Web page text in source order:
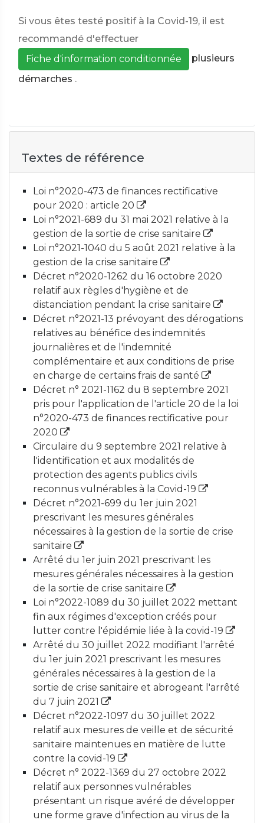
Si vous êtes testé positif à la Covid-19, il est
recommandé d'effectuer
Fiche d'information conditionnée
plusieurs
démarches .
Textes de référence
Loi n°2020-473 de finances rectificative
pour 2020 : article 20
Loi n°2021-689 du 31 mai 2021 relative à la
gestion de la sortie de crise sanitaire
Loi n°2021-1040 du 5 août 2021 relative à la
gestion de la crise sanitaire
Décret n°2020-1262 du 16 octobre 2020
relatif aux règles d'hygiène et de
distanciation pendant la crise sanitaire
Décret n°2021-13 prévoyant des dérogations
relatives au bénéfice des indemnités
journalières et de l'indemnité
complémentaire et aux conditions de prise
en charge de certains frais de santé
Décret n° 2021-1162 du 8 septembre 2021
pris pour l'application de l'article 20 de la loi
n°2020-473 de finances rectificative pour
2020
Circulaire du 9 septembre 2021 relative à
l'identification et aux modalités de
protection des agents publics civils
reconnus vulnérables à la Covid-19
Décret n°2021-699 du 1er juin 2021
prescrivant les mesures générales
nécessaires à la gestion de la sortie de crise
sanitaire
Arrêté du 1er juin 2021 prescrivant les
mesures générales nécessaires à la gestion
de la sortie de crise sanitaire
Loi n°2022-1089 du 30 juillet 2022 mettant
fin aux régimes d'exception créés pour
lutter contre l'épidémie liée à la covid-19
Arrêté du 30 juillet 2022 modifiant l'arrêté
du 1er juin 2021 prescrivant les mesures
générales nécessaires à la gestion de la
sortie de crise sanitaire et abrogeant l'arrêté
du 7 juin 2021
Décret n°2022-1097 du 30 juillet 2022
relatif aux mesures de veille et de sécurité
sanitaire maintenues en matière de lutte
contre la covid-19
Décret n° 2022-1369 du 27 octobre 2022
relatif aux personnes vulnérables
présentant un risque avéré de développer
une forme grave d'infection au virus de la